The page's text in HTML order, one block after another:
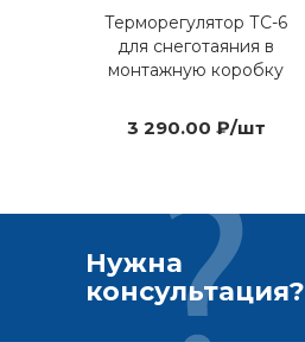
Терморегулятор ТС-6
для снеготаяния в
монтажную коробку
3 290.00 ₽/шт
Нужна
консультация?